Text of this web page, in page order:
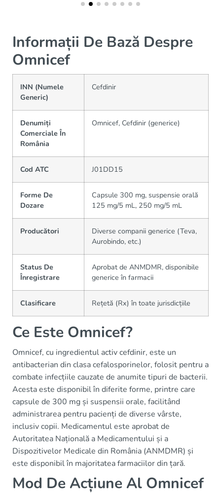
Informații De Bază Despre
Omnicef
INN (Numele
Generic)
Cefdinir
Denumiți
Comerciale În
România
Omnicef, Cefdinir (generice)
Cod ATC J01DD15
Forme De
Dozare
Capsule 300 mg, suspensie orală
125 mg/5 mL, 250 mg/5 mL
Producători
Diverse companii generice (Teva,
Aurobindo, etc.)
Status De
Înregistrare
Aprobat de ANMDMR, disponibile
generice în farmacii
Clasificare Rețetă (Rx) în toate jurisdicțiile
Ce Este Omnicef?
Omnicef, cu ingredientul activ cefdinir, este un
antibacterian din clasa cefalosporinelor, folosit pentru a
combate infecțiile cauzate de anumite tipuri de bacterii.
Acesta este disponibil în diferite forme, printre care
capsule de 300 mg și suspensii orale, facilitând
administrarea pentru pacienți de diverse vârste,
inclusiv copii. Medicamentul este aprobat de
Autoritatea Națională a Medicamentului și a
Dispozitivelor Medicale din România (ANMDMR) și
este disponibil în majoritatea farmaciilor din țară.
Mod De Acțiune Al Omnicef